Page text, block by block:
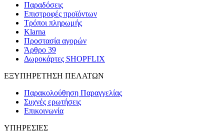
Παραδόσεις
Επιστροφές προϊόντων
Τρόποι πληρωμής
Klarna
Προστασία αγορών
Άρθρο 39
Δωροκάρτες SHOPFLIX
ΕΞΥΠΗΡΕΤΗΣΗ ΠΕΛΑΤΩΝ
Παρακολούθηση Παραγγελίας
Συχνές ερωτήσεις
Επικοινωνία
ΥΠΗΡΕΣΙΕΣ